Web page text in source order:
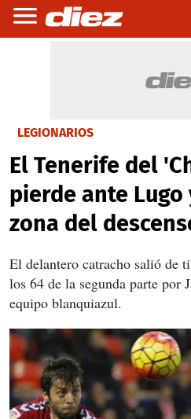
LEGIONARIOS
El Tenerife del
pierde ante Lugo
zona del
El delantero catracho salió de
los 64 de la segunda parte por
equipo blanquiazul.